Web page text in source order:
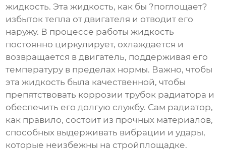
жидкость. Эта жидкость, как бы ?поглощает?
избыток тепла от двигателя и отводит его
наружу. В процессе работы жидкость
постоянно циркулирует, охлаждается и
возвращается в двигатель, поддерживая его
температуру в пределах нормы. Важно, чтобы
эта жидкость была качественной, чтобы
препятствовать коррозии трубок радиатора и
обеспечить его долгую службу. Сам радиатор,
как правило, состоит из прочных материалов,
способных выдерживать вибрации и удары,
которые неизбежны на стройплощадке.